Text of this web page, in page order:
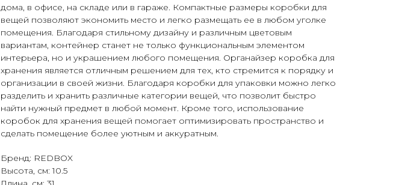
дома, в офисе, на складе или в гараже. Компактные размеры коробки для
вещей позволяют экономить место и легко размещать ее в любом уголке
помещения. Благодаря стильному дизайну и различным цветовым
вариантам, контейнер станет не только функциональным элементом
интерьера, но и украшением любого помещения. Органайзер коробка для
хранения является отличным решением для тех, кто стремится к порядку и
организации в своей жизни. Благодаря коробки для упаковки можно легко
разделить и хранить различные категории вещей, что позволит быстро
найти нужный предмет в любой момент. Кроме того, использование
коробок для хранения вещей помогает оптимизировать пространство и
сделать помещение более уютным и аккуратным.
Бренд: REDBOX
Высота, см: 10.5